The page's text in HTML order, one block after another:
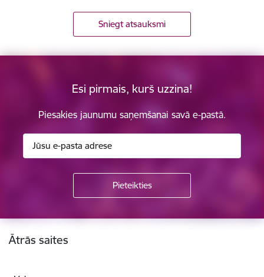
Sniegt atsauksmi
Esi pirmais, kurš uzzina!
Piesakies jaunumu saņemšanai savā e-pastā.
Kājene
Ātrās saites